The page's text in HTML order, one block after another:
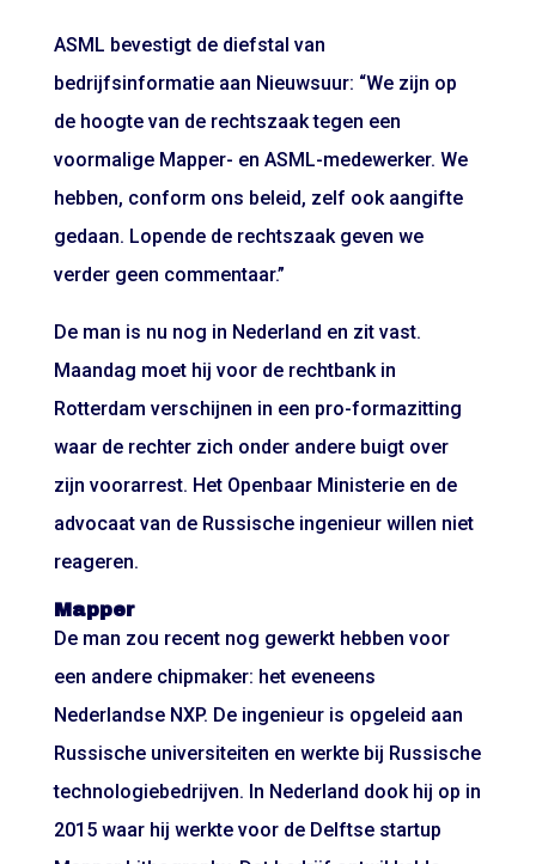
ASML bevestigt de diefstal van
bedrijfsinformatie aan Nieuwsuur: “We zijn op
de hoogte van de rechtszaak tegen een
voormalige Mapper- en ASML-medewerker. We
hebben, conform ons beleid, zelf ook aangifte
gedaan. Lopende de rechtszaak geven we
verder geen commentaar.”
De man is nu nog in Nederland en zit vast.
Maandag moet hij voor de rechtbank in
Rotterdam verschijnen in een pro-formazitting
waar de rechter zich onder andere buigt over
zijn voorarrest. Het Openbaar Ministerie en de
advocaat van de Russische ingenieur willen niet
reageren.
Mapper
De man zou recent nog gewerkt hebben voor
een andere chipmaker: het eveneens
Nederlandse NXP. De ingenieur is opgeleid aan
Russische universiteiten en werkte bij Russische
technologiebedrijven. In Nederland dook hij op in
2015 waar hij werkte voor de Delftse startup